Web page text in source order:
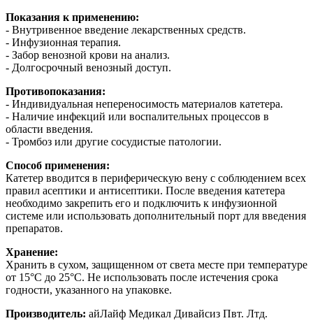
Показания к применению:
- Внутривенное введение лекарственных средств.
- Инфузионная терапия.
- Забор венозной крови на анализ.
- Долгосрочный венозный доступ.
Противопоказания:
- Индивидуальная непереносимость материалов катетера.
- Наличие инфекций или воспалительных процессов в
области введения.
- Тромбоз или другие сосудистые патологии.
Способ применения:
Катетер вводится в периферическую вену с соблюдением всех
правил асептики и антисептики. После введения катетера
необходимо закрепить его и подключить к инфузионной
системе или использовать дополнительный порт для введения
препаратов.
Хранение:
Хранить в сухом, защищенном от света месте при температуре
от 15°C до 25°C. Не использовать после истечения срока
годности, указанного на упаковке.
Производитель: айЛайф Медикал Дивайсиз Пвт. Лтд.